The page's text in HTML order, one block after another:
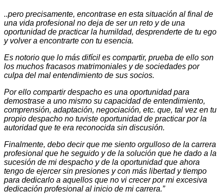
..pero precisamente, encontrase en esta situación al final de
una vida profesional no deja de ser un reto y de una
oportunidad de practicar la humildad, desprenderte de tu ego
y volver a encontrarte con tu esencia.
Es notorio que lo más difícil es compartir, prueba de ello son
los muchos fracasos matrimoniales y de sociedades por
culpa del mal entendimiento de sus socios.
Por ello compartir despacho es una oportunidad para
demostrase a uno mismo su capacidad de entendimiento,
comprensión, adaptación, negociación, etc. que, tal vez en tu
propio despacho no tuviste oportunidad de practicar por la
autoridad que te era reconocida sin discusión.
Finalmente, debo decir que me siento orgulloso de la carrera
profesional que he seguido y de la solución que he dado a la
sucesión de mi despacho y de la oportunidad que ahora
tengo de ejercer sin presiones y con más libertad y tiempo
para dedicarlo a aquellos que no vi crecer por mi excesiva
dedicación profesional al inicio de mi carrera.”